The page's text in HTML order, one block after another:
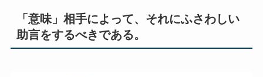
「意味」相手によって、それにふさわしい
助言をするべきである。